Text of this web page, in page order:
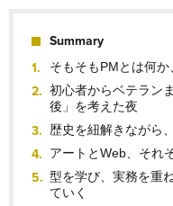
Summary
そもそもPMとは何
初心者からベテラン
後」を考えた夜
歴史を紐解きながら
アートとWeb、それ
型を学び、実務を重
ていく